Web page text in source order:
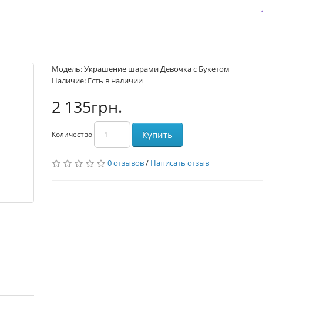
Модель: Украшение шарами Девочка с Букетом
Наличие: Есть в наличии
2 135грн.
Количество Купить
0 отзывов/ Написать отзыв